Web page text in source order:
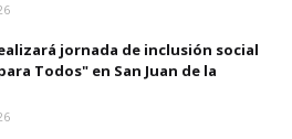
jornada de inclusión social
Todos" en San Juan de la